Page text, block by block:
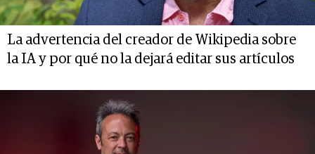
La advertencia del creador de Wikipedia sobre
la IA y por qué no la dejará editar sus artículos